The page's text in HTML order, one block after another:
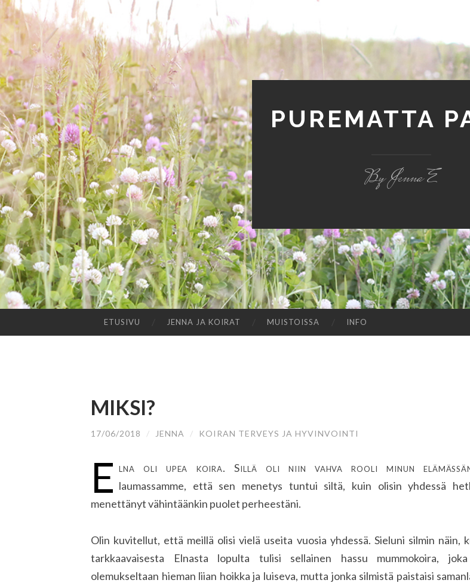
PUREMATTA
By Jenna E
SISÄLTÖÖN
ETUSIVU JENNA JA KOIRAT MUISTOISSA INFO
MIKSI?
17/06/2018 / JENNA / KOIRAN TERVEYS JA HYVINVOINTI
E lna oli upea koira. Sillä oli niin vahva rooli minun
laumassamme, että sen menetys tuntui siltä, kuin olisin yhdessä
menettänyt vähintäänkin puolet perheestäni.
Olin kuvitellut, että meillä olisi vielä useita vuosia yhdessä. Sieluni silmin näin,
tarkkaavaisesta Elnasta lopulta tulisi sellainen hassu mummokoira,
olemukseltaan hieman liian hoikka ja luiseva, mutta jonka silmistä paistaisi